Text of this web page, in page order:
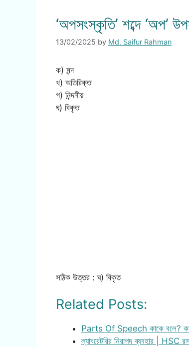
‘অপসংস্কৃতি’ শব্দে ‘অপ’
13/02/2025 by Md. Saifur Rahman
ক) মন্দ
খ) অতিরিক্ত
গ) নিন্দনীয়
ঘ) বিকৃত
সঠিক উত্তর : ঘ) বিকৃত
Related Posts:
Parts Of Speech কাকে বলে?
ল্যাবরেটরির নিরাপদ ব্যবহার |